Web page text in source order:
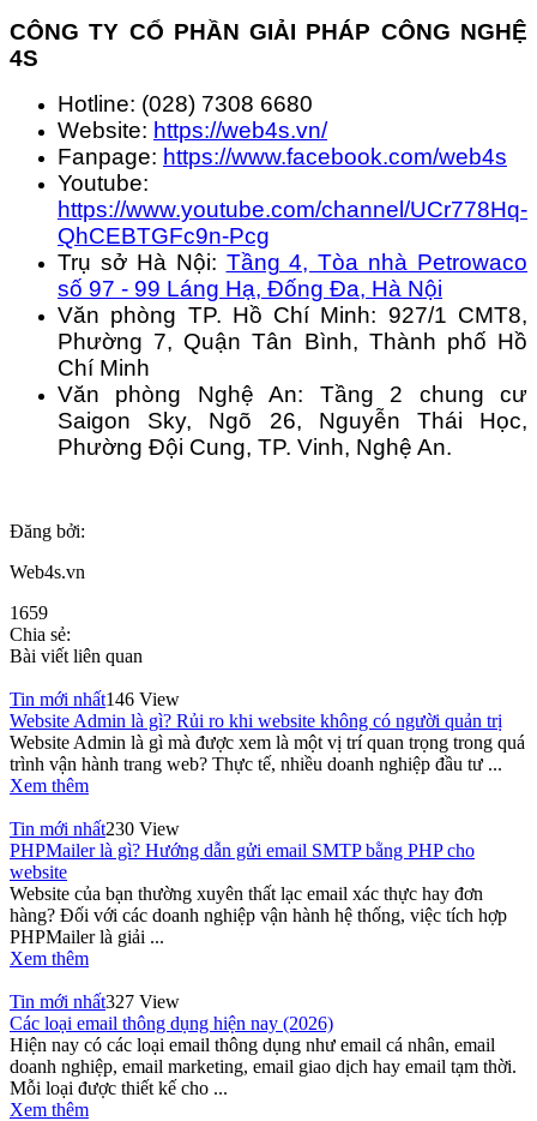
CÔNG TY CỔ PHẦN GIẢI PHÁP CÔNG NGHỆ
4S
Hotline: (028) 7308 6680
Website: https://web4s.vn/
Fanpage: https://www.facebook.com/web4s
Youtube:
https://www.youtube.com/channel/UCr778Hq-
QhCEBTGFc9n-Pcg
Trụ sở Hà Nội: Tầng 4, Tòa nhà Petrowaco
số 97 - 99 Láng Hạ, Đống Đa, Hà Nội
Văn phòng TP. Hồ Chí Minh: 927/1 CMT8,
Phường 7, Quận Tân Bình, Thành phố Hồ
Chí Minh
Văn phòng Nghệ An: Tầng 2 chung cư
Saigon Sky, Ngõ 26, Nguyễn Thái Học,
Phường Đội Cung, TP. Vinh, Nghệ An.
Đăng bởi:
Web4s.vn
1659
Chia sẻ:
Bài viết liên quan
Tin mới nhất146 View
Website Admin là gì? Rủi ro khi website không có người quản trị
Website Admin là gì mà được xem là một vị trí quan trọng trong quá
trình vận hành trang web? Thực tế, nhiều doanh nghiệp đầu tư ...
Xem thêm
Tin mới nhất230 View
PHPMailer là gì? Hướng dẫn gửi email SMTP bằng PHP cho
website
Website của bạn thường xuyên thất lạc email xác thực hay đơn
hàng? Đối với các doanh nghiệp vận hành hệ thống, việc tích hợp
PHPMailer là giải ...
Xem thêm
Tin mới nhất327 View
Các loại email thông dụng hiện nay (2026)
Hiện nay có các loại email thông dụng như email cá nhân, email
doanh nghiệp, email marketing, email giao dịch hay email tạm thời.
Mỗi loại được thiết kế cho ...
Xem thêm